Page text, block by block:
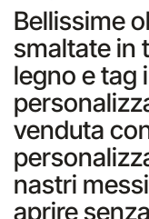
Bellissime
smaltate in
legno e tag
venduta
nastri
aprire